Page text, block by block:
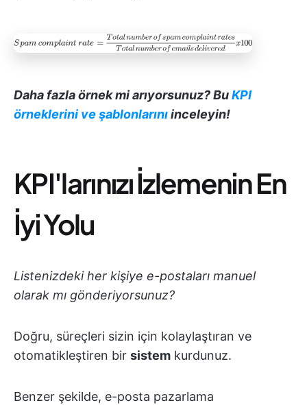
Daha fazla örnek mi arıyorsunuz? BuKPI
örneklerini ve şablonlarınıinceleyin!
KPI'larınızı İzlemenin En
İyi Yolu
Listenizdeki her kişiye e-postaları manuel
olarak mı gönderiyorsunuz?
Doğru, süreçleri sizin için kolaylaştıran ve
otomatikleştiren bir sistem kurdunuz.
Benzer şekilde, e-posta pazarlama